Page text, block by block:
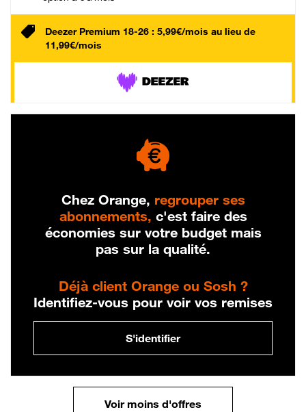
Deezer Premium 18-26 : 5,99€/mois au lieu de
11,99€/mois
Chez Orange, regrouper ses
abonnements, c'est faire des
économies sur votre budget mais
pas sur la qualité.
Déjà client Orange ou Sosh ?
Identifiez-vous pour voir vos remises
S'identifier
Voir moins d'offres